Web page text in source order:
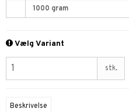
1000 gram
Vælg Variant
stk.
Beskrivelse